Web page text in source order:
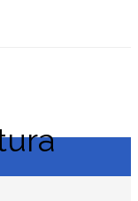
Youtube